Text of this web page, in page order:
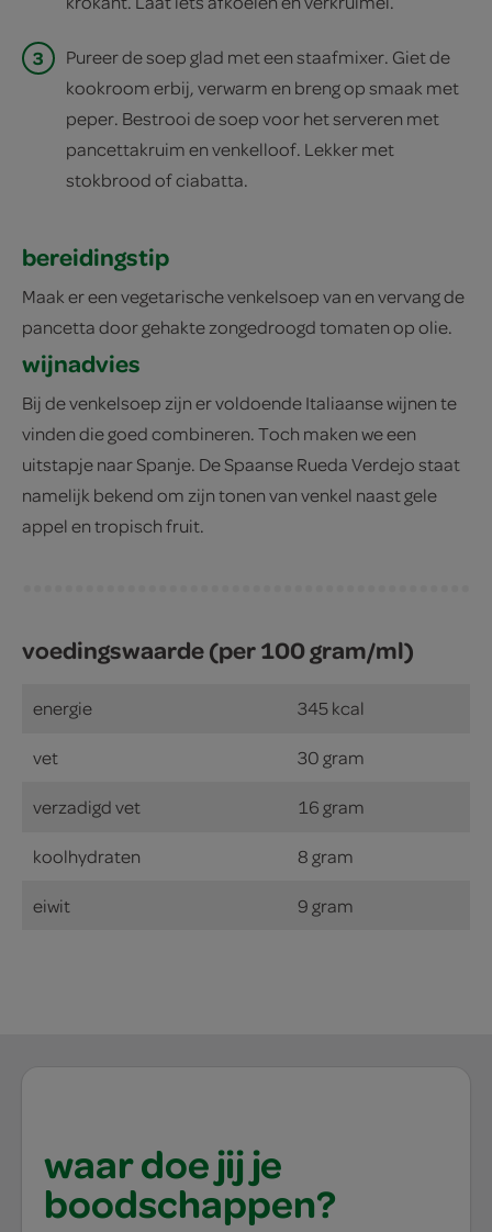
3
Pureer de soep glad met een staafmixer. Giet de
kookroom erbij, verwarm en breng op smaak met
peper. Bestrooi de soep voor het serveren met
pancettakruim en venkelloof. Lekker met
stokbrood of ciabatta.
bereidingstip
Maak er een vegetarische venkelsoep van en vervang de
pancetta door gehakte zongedroogd tomaten op olie.
wijnadvies
Bij de venkelsoep zijn er voldoende Italiaanse wijnen te
vinden die goed combineren. Toch maken we een
uitstapje naar Spanje. De Spaanse Rueda Verdejo staat
namelijk bekend om zijn tonen van venkel naast gele
appel en tropisch fruit.
voedingswaarde (per 100 gram/ml)
energie 345 kcal
vet 30 gram
verzadigd vet 16 gram
koolhydraten 8 gram
eiwit 9 gram
waar doe jij je
boodschappen?